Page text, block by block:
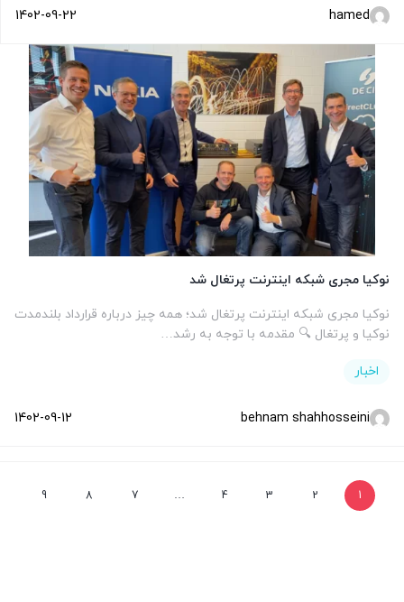
hamed
1402-09-22
نوکیا مجری شبکه اینترنت پرتغال شد
نوکیا مجری شبکه اینترنت پرتغال شد؛ همه چیز درباره قرارداد بلندمدت
نوکیا و پرتغال 🔍 مقدمه با توجه به رشد…
اخبار
behnam shahhosseini
1402-09-12
1
2
3
4
…
7
8
9